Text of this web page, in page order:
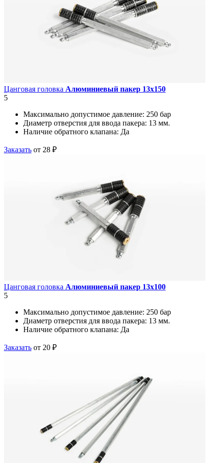
Цанговая головка Алюминиевый пакер 13х150
5
Максимально допустимое давление: 250 бар
Диаметр отверстия для ввода пакера: 13 мм.
Наличие обратного клапана: Да
Заказать от 28 ₽
Цанговая головка Алюминиевый пакер 13х100
5
Максимально допустимое давление: 250 бар
Диаметр отверстия для ввода пакера: 13 мм.
Наличие обратного клапана: Да
Заказать от 20 ₽